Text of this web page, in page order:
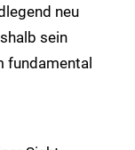
neu
sein
fundamental